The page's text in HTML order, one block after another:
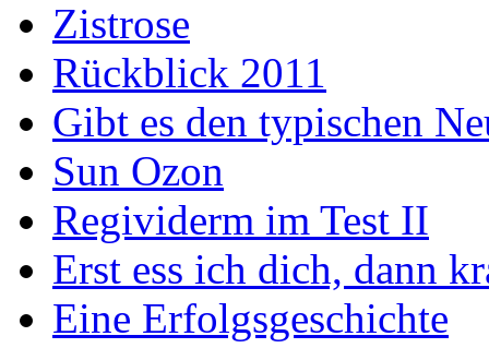
Zistrose
Rückblick 2011
Gibt es den typischen
Sun Ozon
Regividerm im Test II
Erst ess ich dich, dann
Eine Erfolgsgeschichte